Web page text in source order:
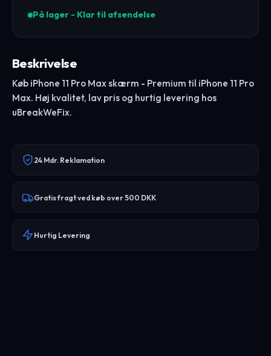
På lager - Klar til afsendelse
Beskrivelse
Køb iPhone 11 Pro Max skærm - Premium til iPhone 11 Pro
Max. Høj kvalitet, lav pris og hurtig levering hos
uBreakWeFix.
24 Mdr. Reklamation
Gratis fragt ved køb over 500 DKK
Hurtig Levering